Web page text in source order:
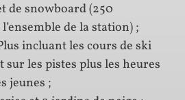
de snowboard (250
de la station) ;
incluant les cours de ski
les pistes plus les heures
jeunes ;